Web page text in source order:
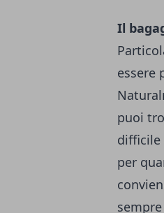
Il
essere
puoi
difficile
per